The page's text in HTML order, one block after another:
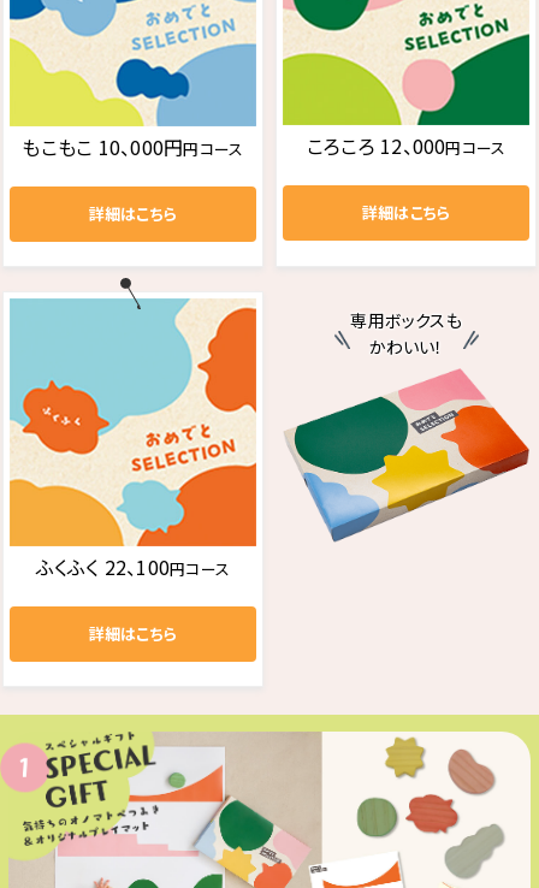
もこもこ 10、000円円コース
詳細はこちら
ころころ 12、000円コース
詳細はこちら
ふくふく 22、100円コース
詳細はこちら
専用ボックスも
かわいい！